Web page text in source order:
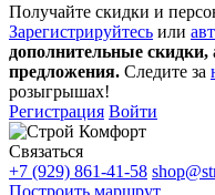
Получайте скидки и
Зарегистрируйтесь или
дополнительные скидки,
предложения. Следите за
розыгрышах!
Регистрация Войти
Связаться
+7 (929) 861-41-58
Построить маршрут